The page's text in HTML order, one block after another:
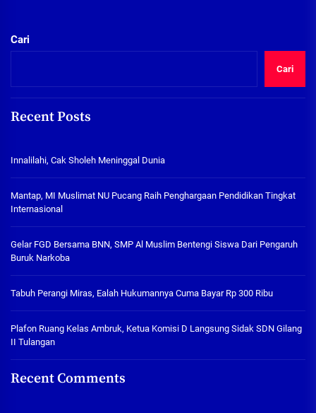
Cari
Cari
Recent Posts
Innalilahi, Cak Sholeh Meninggal Dunia
Mantap, MI Muslimat NU Pucang Raih Penghargaan Pendidikan Tingkat
Internasional
Gelar FGD Bersama BNN, SMP Al Muslim Bentengi Siswa Dari Pengaruh
Buruk Narkoba
Tabuh Perangi Miras, Ealah Hukumannya Cuma Bayar Rp 300 Ribu
Plafon Ruang Kelas Ambruk, Ketua Komisi D Langsung Sidak SDN Gilang
II Tulangan
Recent Comments